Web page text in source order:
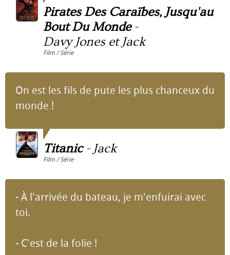
Pirates Des Caraïbes, Jusqu'au
Bout Du Monde-
Davy Jones et Jack
Film / Série
On est les fils de pute les plus chanceux du
monde !
Titanic- Jack
Film / Série
- À l'arrivée du bateau, je m'enfuirai avec
toi.
- C'est de la folie !